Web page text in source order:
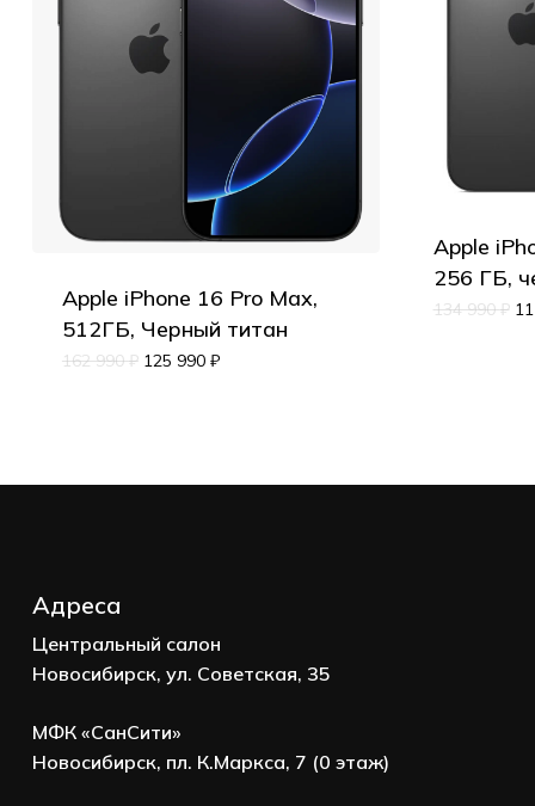
Корзина пуста.
Apple iPhone 16 Pro Max,
512ГБ, Черный титан
162 990₽ 125 990 ₽
Apple
256 ГБ,
134 990₽
Адреса
Центральный салон
Новосибирск, ул. Советская, 35
МФК «СанСити»
Новосибирск, пл. К.Маркса, 7 (0 этаж)